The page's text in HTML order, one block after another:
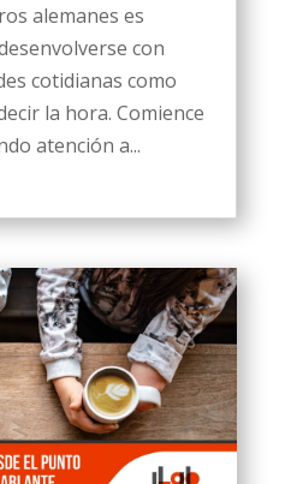
alemanes es
con
cotidianas como
la hora. Comience
atención a...